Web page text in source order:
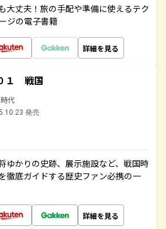
大丈夫！旅の手配や準備に使えるテク
ジの電子書籍
詳細を見る
１ 戦国
代
発売
ゆかりの史跡、展示施設など、戦国時
徹底ガイドする歴史ファン必携の一
詳細を見る